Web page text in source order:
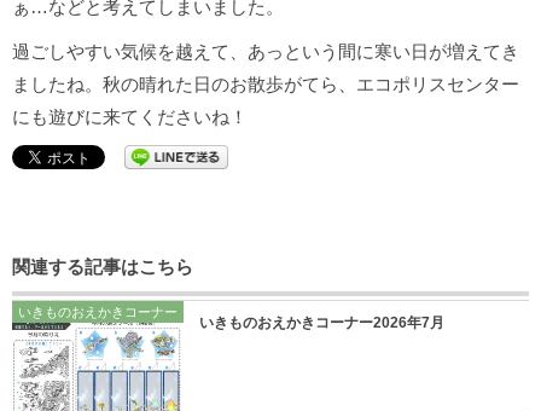
ぁ…などと考えてしまいました。
過ごしやすい気候を越えて、あっという間に寒い日が増えてき
ましたね。秋の晴れた日のお散歩がてら、エコポリスセンター
にも遊びに来てくださいね！
関連する記事はこちら
いきものおえかきコーナー
いきものおえかきコーナー2026年7月